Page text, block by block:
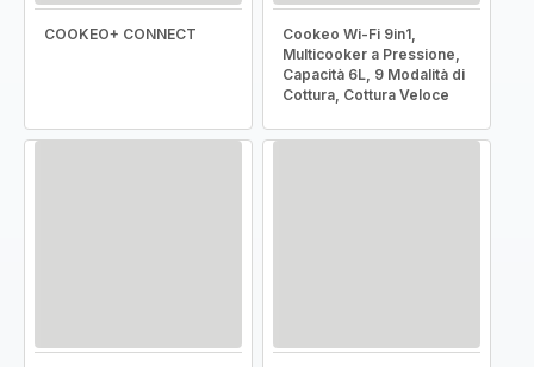
COOKEO+ CONNECT
Cookeo Wi-Fi 9in1,
Multicooker a Pressione,
Capacità 6L, 9 Modalità di
Cottura, Cottura Veloce